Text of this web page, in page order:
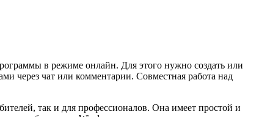
в режиме онлайн. Для этого нужно создать или
через чат или комментарии. Совместная работа над
так и для профессионалов. Она имеет простой и